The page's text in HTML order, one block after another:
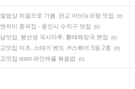
밥상 처음으로 가봄. 판교 아브뉴프랑 맛집 (0)
차이 중국집 - 용인시 수지구 맛집 (0)
맛집. 봉선생 국시마루. 황태해장국 본점 (0)
맛집 이츠. 스테끼 벤또. H스퀘어 S동 2층 (0)
맛집 siam 파인애플 볶음밥 (0)